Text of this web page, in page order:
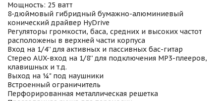
Мощность: 25 ватт
8-дюймовый гибридный бумажно-алюминиевый
конический драйвер HyDrive
Регуляторы громкости, баса, средних и высоких частот
расположены в верхней части корпуса
Вход на 1/4” для активных и пассивных бас-гитар
Стерео AUX-вход на 1/8” для подключения МР3-плееров,
клавишных и т.д.
Выход на 1⁄4" под наушники
Встроенный ограничитель
Перфорированная металлическая решетка